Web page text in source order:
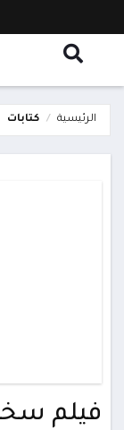
الرئيسية كتابات
فيلم